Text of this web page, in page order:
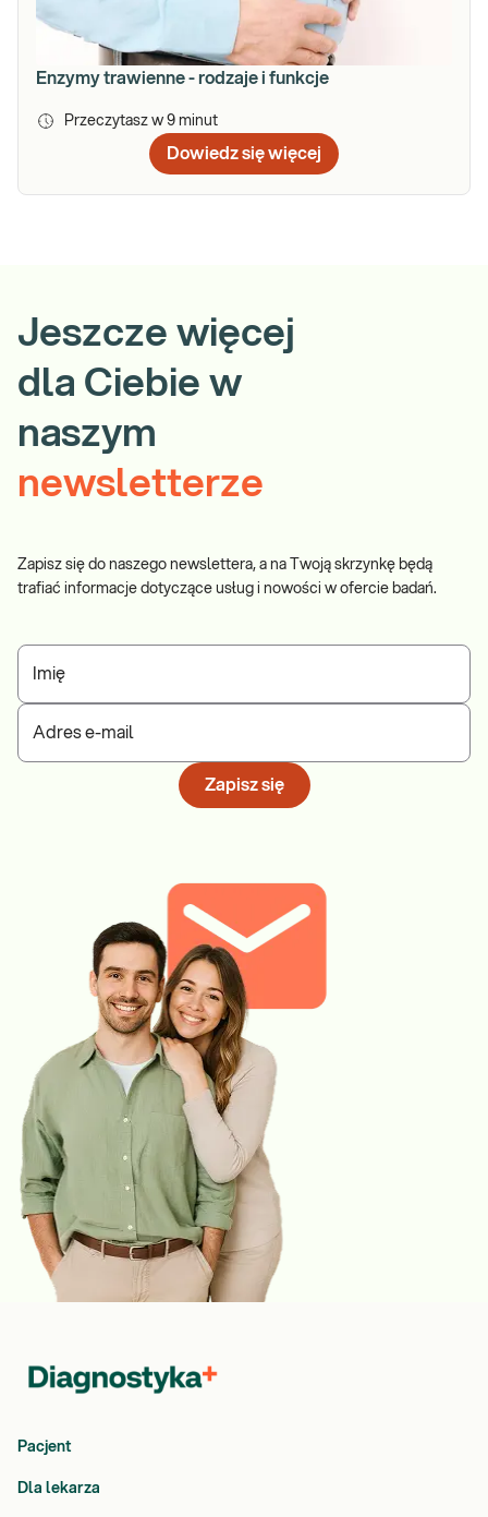
Enzymy trawienne - rodzaje i funkcje
Przeczytasz w 9 minut
Dowiedz się więcej
Jeszcze więcej
dla Ciebie w
naszym
newsletterze
Zapisz się do naszego newslettera, a na Twoją skrzynkę będą
trafiać informacje dotyczące usług i nowości w ofercie badań.
Imię
Adres e-mail
Zapisz się
Pacjent
Dla lekarza